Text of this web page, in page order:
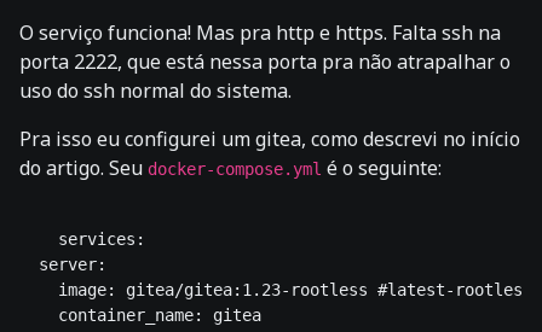
O serviço funciona! Mas pra http e https. Falta ssh na
porta 2222, que está nessa porta pra não atrapalhar o
uso do ssh normal do sistema.
Pra isso eu configurei um gitea, como descrevi no início
do artigo. Seu docker-compose.yml é o seguinte:
    services:
  server:
    image: gitea/gitea:1.23-rootless #latest-rootless
    container_name: gitea